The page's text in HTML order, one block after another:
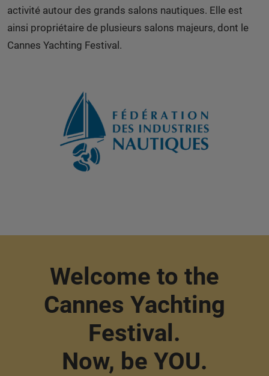
activité autour des grands salons nautiques. Elle est
ainsi propriétaire de plusieurs salons majeurs, dont le
Cannes Yachting Festival.
Welcome to the
Cannes Yachting
Festival.
Now, be YOU.